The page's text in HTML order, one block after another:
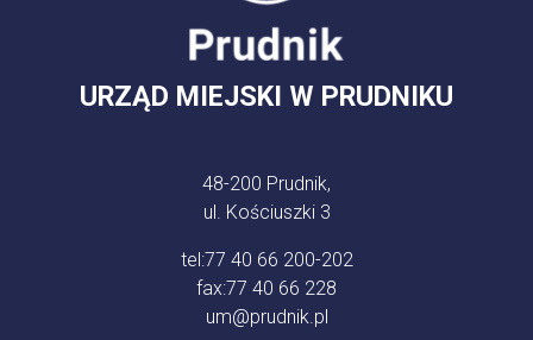
URZĄD MIEJSKI W PRUDNIKU
48-200 Prudnik,
ul. Kościuszki 3
tel:77 40 66 200-202
fax:77 40 66 228
um@prudnik.pl